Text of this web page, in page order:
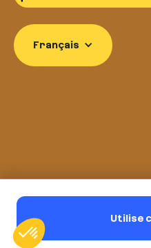
Utilise
Français